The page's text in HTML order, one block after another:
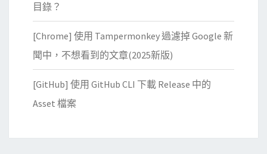
目錄？
[Chrome] 使用 Tampermonkey 過濾掉 Google 新
聞中，不想看到的文章(2025新版)
[GitHub] 使用 GitHub CLI 下載 Release 中的
Asset 檔案